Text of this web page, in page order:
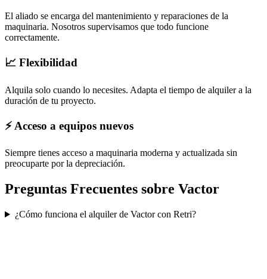
El aliado se encarga del mantenimiento y reparaciones de la
maquinaria. Nosotros supervisamos que todo funcione
correctamente.
📈 Flexibilidad
Alquila solo cuando lo necesites. Adapta el tiempo de alquiler a la
duración de tu proyecto.
⚡ Acceso a equipos nuevos
Siempre tienes acceso a maquinaria moderna y actualizada sin
preocuparte por la depreciación.
Preguntas Frecuentes sobre Vactor
¿Cómo funciona el alquiler de Vactor con Retri?